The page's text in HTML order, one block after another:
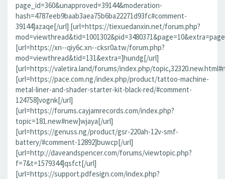
page_id=360&unapproved=39144&moderation-
hash=4787eeb9baab3aea75b6ba22271d93fc#comment-
39144]azaqe[/url] [url=https://tiexuedanxin.net/forum.php?
[url=https://xn--qiy6c.xn--cksr0a.tw/forum.php?
mod=viewthread&tid=131&extra=]hundg[/url]
[url=https://valetira.land/forums/index.php/
[url=https://pace.com.ng/index.php/product/tattoo-machine-
metal-liner-and-shader-starter-kit-black-red/#comment-
124758]vognk[/url]
[url=https://forums.cayjamrecords.com/index.php?
topic=181.new#new]wjaya[/url]
[url=https://genuss.ng/product/gsr-220ah-12v-smf-
battery/#comment-12892]buwcp[/url]
[url=http://daveandspencer.com/forums/viewtopic.php?
f=7&t=1579344]qsfct[/url]
[url=https://support.pdfesign.com/index.php?